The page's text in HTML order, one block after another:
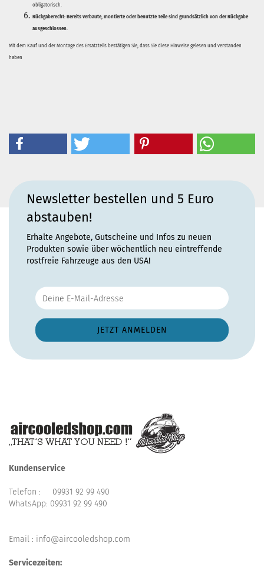
obligatorisch.
Rückgaberecht: Bereits verbaute, montierte oder benutzte Teile sind grundsätzlich von der Rückgabe
ausgeschlossen.
Mit dem Kauf und der Montage des Ersatzteils bestätigen Sie, dass Sie diese Hinweise gelesen und verstanden
haben
Newsletter bestellen und 5 Euro
abstauben!
Erhalte Angebote, Gutscheine und Infos zu neuen
Produkten sowie über wöchentlich neu eintreffende
rostfreie Fahrzeuge aus den USA!
Kundenservice
Telefon : 09931 92 99 490
WhatsApp: 09931 92 99 490
Email : info@aircooledshop.com
Servicezeiten: